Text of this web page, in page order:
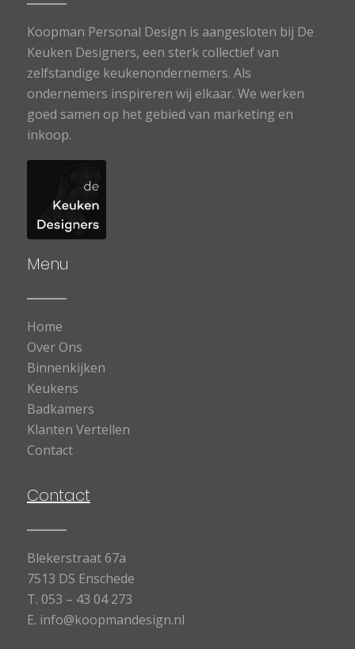
Koopman Personal Design is aangesloten bij De
Keuken Designers, een sterk collectief van
zelfstandige keukenondernemers. Als
ondernemers inspireren wij elkaar. We werken
goed samen op het gebied van marketing en
inkoop.
Menu
Home
Over Ons
Binnenkijken
Keukens
Badkamers
Klanten Vertellen
Contact
Contact
Blekerstraat 67a
7513 DS Enschede
T. 053 – 43 04 273
E. info@koopmandesign.nl